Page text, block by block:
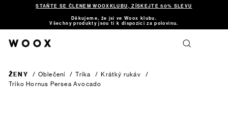
STAŇTE SE ČLENEM WOOXKLUBU, ZÍSKEJTE 50% SLEVU
Děkujeme, že jsi ve Woox klubu.
Všechny produkty jsou ti k dispozici za polovinu.
ŽENY / Oblečení / Trika / Krátký rukáv
/
Triko Hornus Persea Avocado